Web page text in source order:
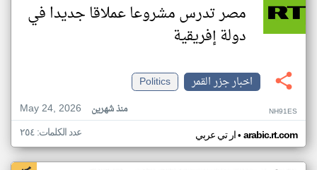
مصر تدرس مشروعا عملاقا جديدا في
دولة إفريقية
اخبار جزر القمر
Politics
May 24, 2026
منذ شهرين NH91ES
ار تي عربي• arabic.rt.com عدد الكلمات: ٢٥٤